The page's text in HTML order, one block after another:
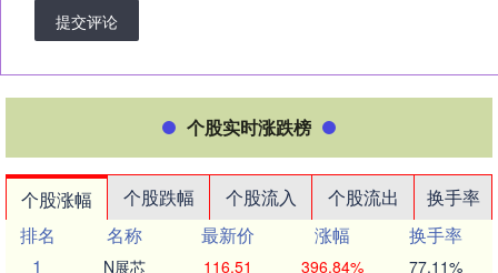
提交评论
个股实时涨跌榜
个股涨幅 个股跌幅 个股流入 个股流出
换手率
排名
名称 最新价 涨幅
换手率
1
N展芯 116.51 396.84% 77.11%